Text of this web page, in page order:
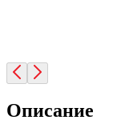
Описание